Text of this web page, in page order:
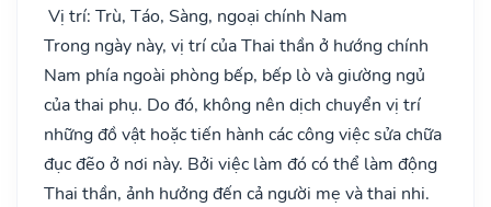
Vị trí: Trù, Táo, Sàng, ngoại chính Nam
Trong ngày này, vị trí của Thai thần ở hướng chính
Nam phía ngoài phòng bếp, bếp lò và giường ngủ
của thai phụ. Do đó, không nên dịch chuyển vị trí
những đồ vật hoặc tiến hành các công việc sửa chữa
đục đẽo ở nơi này. Bởi việc làm đó có thể làm động
Thai thần, ảnh hưởng đến cả người mẹ và thai nhi.